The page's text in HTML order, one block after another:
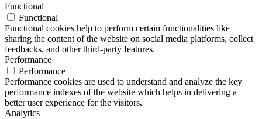
Functional
Functional
Functional cookies help to perform certain functionalities like
sharing the content of the website on social media platforms, collect
feedbacks, and other third-party features.
Performance
Performance
Performance cookies are used to understand and analyze the key
performance indexes of the website which helps in delivering a
better user experience for the visitors.
Analytics